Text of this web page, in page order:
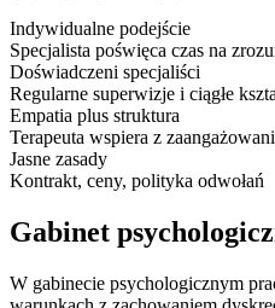
Indywidualne podejście
Specjalista poświęca czas na
Doświadczeni specjaliści
Regularne superwizje i ciągłe
Empatia plus struktura
Terapeuta wspiera z
Jasne zasady
Kontrakt, ceny, polityka odwołań
Gabinet
W gabinecie psychologicznym